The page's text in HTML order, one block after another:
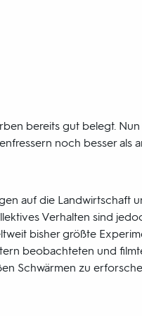
bereits gut belegt.
noch besser als
auf die Landwirtschaft
Verhalten sind
bisher größte
beobachteten und
Schwärmen zu